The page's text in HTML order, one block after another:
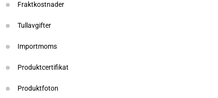
Fraktkostnader
Tullavgifter
Importmoms
Produktcertifikat
Produktfoton